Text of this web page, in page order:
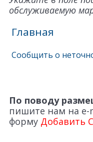
обслуживаемую
Главная
Сообщить о
По поводу
пишите нам на e-
форму Добавить